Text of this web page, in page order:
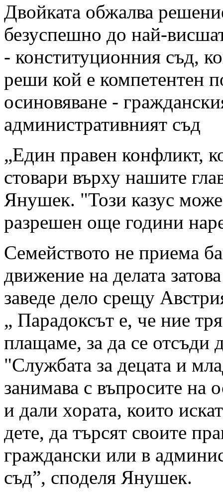
Двойката обжалва
безуспешно до най-
- конституционния съд,
реши кой е компетентен
осиновяване -
административният съд
„Един правен конфликт,
стовари върху нашите
Янушек. "Този казус
разрешен още години
Семейството не приема
движение на делата
заведе дело срещу
„ Парадоксът е, че ние
плащаме, за да се отсъди
"Службата за децата и
занимава с въпросите на
и дали хората, които
дете, да търсят своите
граждански или в
съд”, споделя Янушек.